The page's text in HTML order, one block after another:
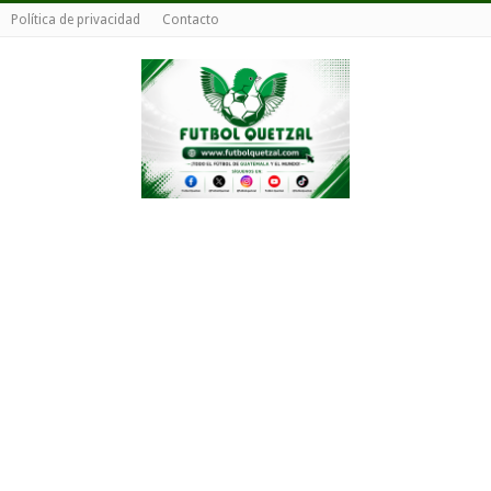
Política de privacidad Contacto